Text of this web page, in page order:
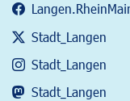
Stadt_Langen
Stadt_Langen
Stadt_Langen